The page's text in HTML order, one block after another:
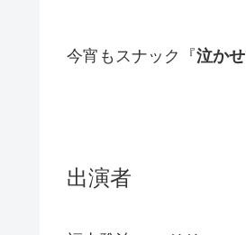
今宵もスナック『泣か
出演者